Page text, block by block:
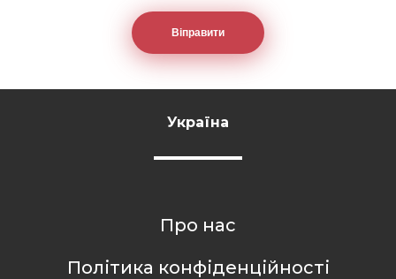
Україна
Про нас
Політика конфіденційності